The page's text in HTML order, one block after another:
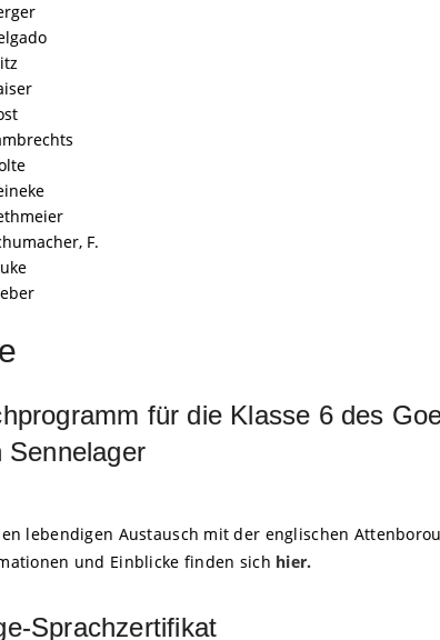
F.
für die Klasse 6 des
Sennelager
lebendigen Austausch mit der englischen
und Einblicke finden sich hier.
Sprachzertifikat